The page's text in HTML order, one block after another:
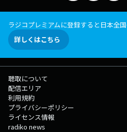
ラジコプレミアムに登録すると日本全
詳しくはこちら
聴取について
配信エリア
利用規約
プライバシーポリシー
ライセンス情報
radiko news